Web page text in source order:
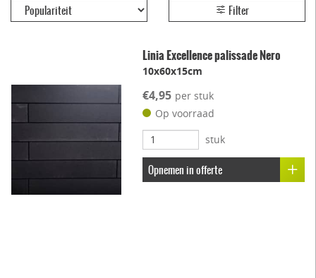
Filter
Linia Excellence palissade Nero
10x60x15cm
€4,95 per stuk
Op voorraad
stuk
Opnemen in offerte